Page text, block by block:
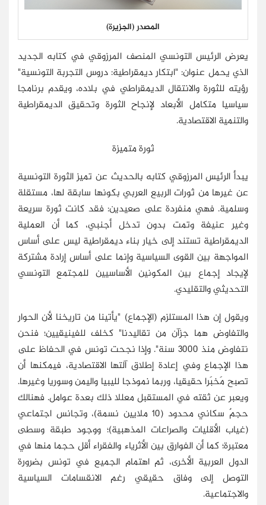
المصدر (الجزيرة)
يعرض الرئيس التونسي المنصف المرزوقي في كتابه الجديد
الذي يحمل عنوان: "ابتكار ديمقراطية: دروس التجربة التونسية"
رؤيته للثورة والانتقال الديمقراطي في بلاده، ويقدم برنامجا
سياسيا متكامل الأبعاد لإنجاح الثورة وتحقيق الديمقراطية
والتنمية الاقتصادية.
ثورة متميزة
يبدأ الرئيس المرزوقي كتابه بالحديث عن تميز الثورة التونسية
عن غيرها من ثورات الربيع العربي بكونها سابقة لها، مستقلة
وسلمية. فهي منفردة على صعيدين: فقد كانت ثورة سريعة
وغير عنيفة وتمت بدون تدخل أجنبي، كما أن العملية
الديمقراطية تستند إلى خيار بناء ديمقراطية ليس على أساس
المواجهة بين القوى السياسية وإنما على أساس إرادة مشتركة
لإيجاد إجماع بين المكونين الأساسيين للمجتمع التونسي
التحديثي والتقليدي.
ويقول إن هذا المستلزم (الإجماع) "يأتينا من تاريخنا لأن الحوار
والتفاوض هما جزآن من تقاليدنا" كخلف للفينيقيين؛ فنحن
نتفاوض منذ 3000 سنة". وإذا نجحت تونس في الحفاظ على
هذا الإجماع وفي إعادة إطلاق آلتها الاقتصادية، فيمكنها أن
تصبح مَخبَرا حقيقيا، وربما نموذجا لليبيا واليمن وسوريا وغيرها.
ويعبر عن ثقته في المستقبل معللا ذلك بعدة عوامل. فهنالك
حجمٌ سكاني محدود (10 ملايين نسمة)، وتجانس اجتماعي
(غياب الأقليات والصراعات المذهبية)؛ ووجود طبقة وسطى
معتبرة؛ كما أن الفوارق بين الأثرياء والفقراء أقل حجما منها في
الدول العربية الأخرى، ثم اهتمام الجميع في تونس بضرورة
التوصل إلى وفاق حقيقي رغم الانقسامات السياسية
والاجتماعية.